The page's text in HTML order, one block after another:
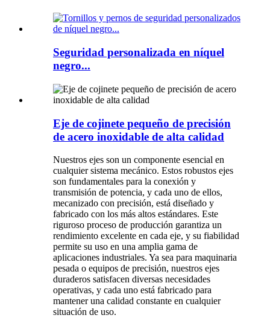
Seguridad personalizada en níquel
negro...
Eje de cojinete pequeño de precisión
de acero inoxidable de alta calidad
Nuestros ejes son un componente esencial en
cualquier sistema mecánico. Estos robustos ejes
son fundamentales para la conexión y
transmisión de potencia, y cada uno de ellos,
mecanizado con precisión, está diseñado y
fabricado con los más altos estándares. Este
riguroso proceso de producción garantiza un
rendimiento excelente en cada eje, y su fiabilidad
permite su uso en una amplia gama de
aplicaciones industriales. Ya sea para maquinaria
pesada o equipos de precisión, nuestros ejes
duraderos satisfacen diversas necesidades
operativas, y cada uno está fabricado para
mantener una calidad constante en cualquier
situación de uso.